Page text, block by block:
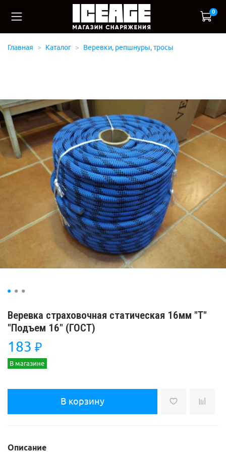
0
Главная Каталог Веревки, репшнуры, тросы
Веревка страховочная статическая 16мм "Т"
"Подъем 16" (ГОСТ)
183 ₽
В магазине
В корзину
Описание